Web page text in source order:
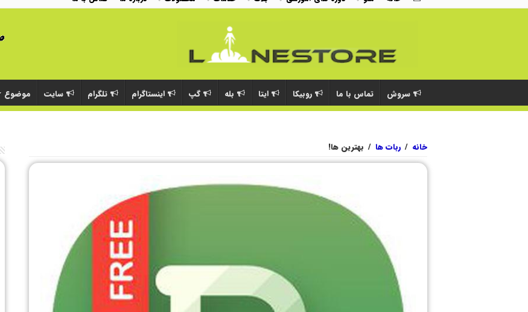
سروش تماس با ما روبیکا ایتا بله گپ اینستاگرام تلگرام سایت موضوع
خانه / ربات ها / بهترین ها!